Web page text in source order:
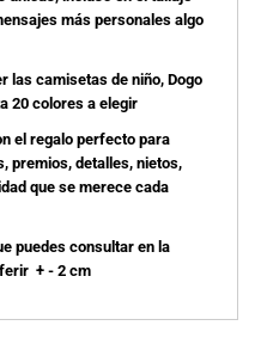
más personales algo
las camisetas de niño, Dogo
20 colores a elegir
el regalo perfecto para
premios, detalles, nietos,
que se merece cada
puedes consultar en la
+ - 2 cm